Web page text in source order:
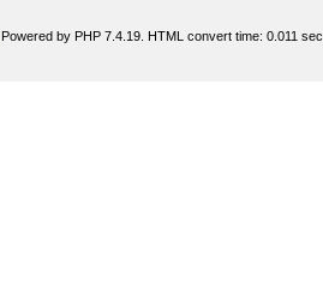
. Powered by PHP 7.4.19. HTML convert time: 0.011 sec.